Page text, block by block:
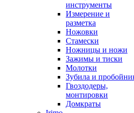
инструменты
Измерение и
разметка
Ножовки
Стамески
Ножницы и ножи
Зажимы и тиски
Молотки
Зубила и
Гвоздодеры,
монтировки
Домкраты